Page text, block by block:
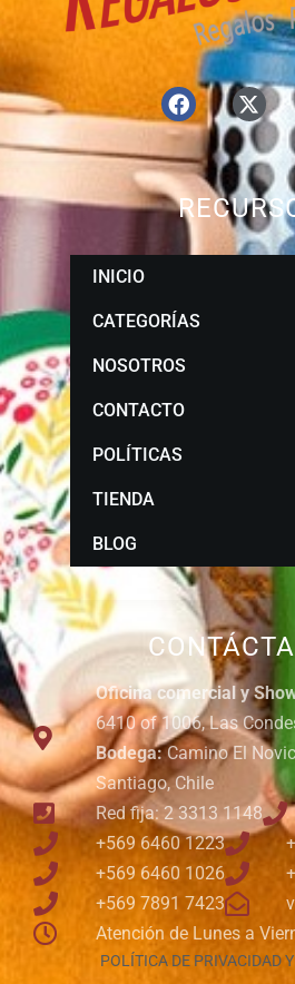
Oficina comercial y
6410 of 1006, Las
Bodega:Camino El
Santiago, Chile
Red fija: 2 3313 1148
+569 6460 1223
+569 6460 1026
+569 7891 7423
Atención de Lunes a
POLÍTICA DE PRIVACIDAD
INICIO
CATEGORÍAS
NOSOTROS
CONTACTO
POLÍTICAS
TIENDA
BLOG